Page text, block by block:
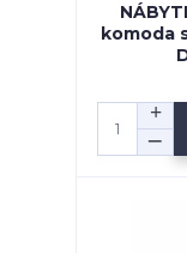
komoda